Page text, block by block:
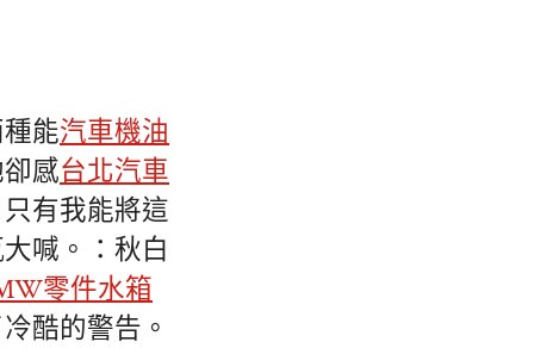
能汽車機油
感台北汽車
有我能將這
喊。：秋白
零件水箱
酷的警告。